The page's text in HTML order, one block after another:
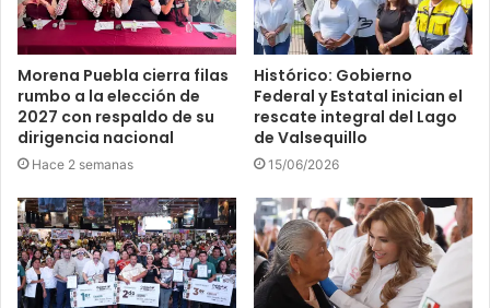
Morena Puebla cierra filas
rumbo a la elección de
2027 con respaldo de su
dirigencia nacional
Hace 2 semanas
Histórico: Gobierno
Federal y Estatal inician el
rescate integral del Lago
de Valsequillo
15/06/2026